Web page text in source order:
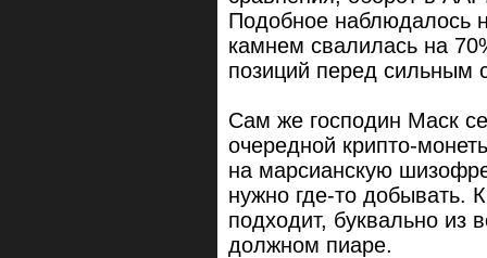
Подобное наблюдалось
камнем свалилась на
позиций перед сильным
Сам же господин Маск
очередной крипто-
на марсианскую
нужно где-то добывать.
подходит, буквально из
должном пиаре.